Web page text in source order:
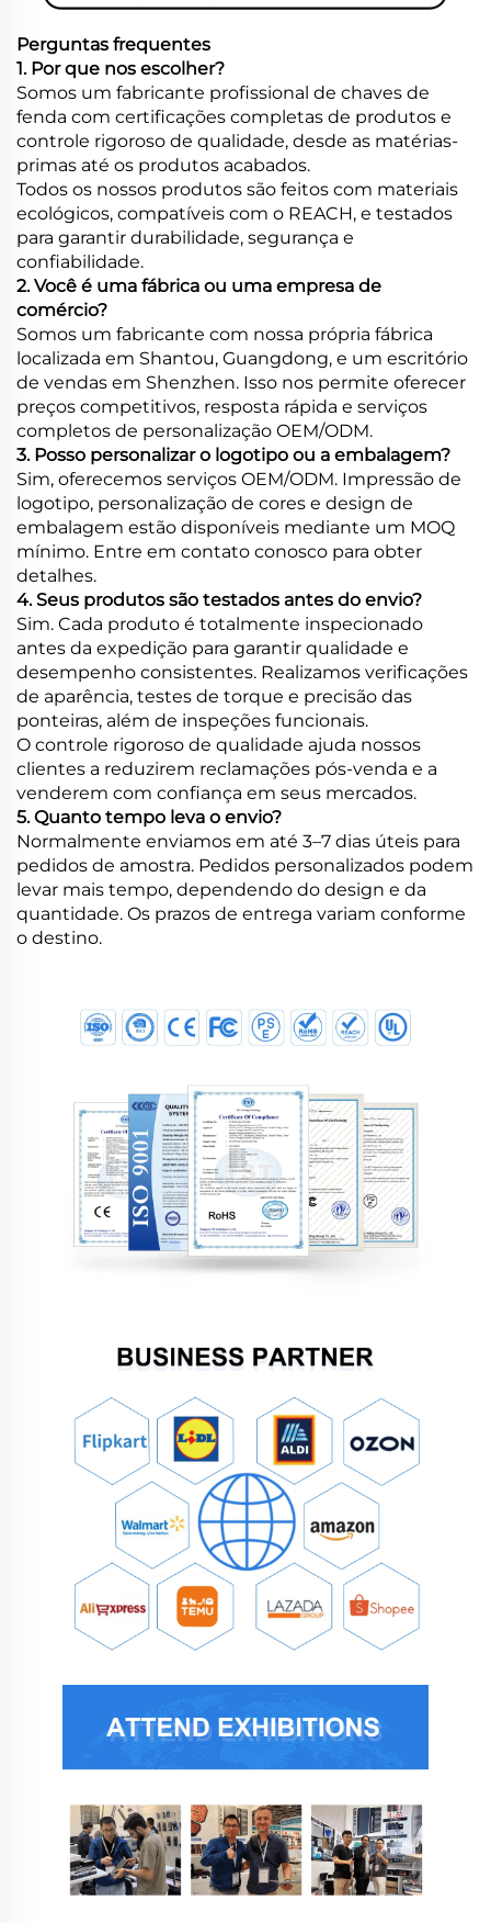
Perguntas frequentes
1. Por que nos escolher?
Somos um fabricante profissional de chaves de
fenda com certificações completas de produtos e
controle rigoroso de qualidade, desde as matérias-
primas até os produtos acabados.
Todos os nossos produtos são feitos com materiais
ecológicos, compatíveis com o REACH, e testados
para garantir durabilidade, segurança e
confiabilidade.
2. Você é uma fábrica ou uma empresa de
comércio?
Somos um fabricante com nossa própria fábrica
localizada em Shantou, Guangdong, e um escritório
de vendas em Shenzhen. Isso nos permite oferecer
preços competitivos, resposta rápida e serviços
completos de personalização OEM/ODM.
3. Posso personalizar o logotipo ou a embalagem?
Sim, oferecemos serviços OEM/ODM. Impressão de
logotipo, personalização de cores e design de
embalagem estão disponíveis mediante um MOQ
mínimo. Entre em contato conosco para obter
detalhes.
4. Seus produtos são testados antes do envio?
Sim. Cada produto é totalmente inspecionado
antes da expedição para garantir qualidade e
desempenho consistentes. Realizamos verificações
de aparência, testes de torque e precisão das
ponteiras, além de inspeções funcionais.
O controle rigoroso de qualidade ajuda nossos
clientes a reduzirem reclamações pós-venda e a
venderem com confiança em seus mercados.
5. Quanto tempo leva o envio?
Normalmente enviamos em até 3–7 dias úteis para
pedidos de amostra. Pedidos personalizados podem
levar mais tempo, dependendo do design e da
quantidade. Os prazos de entrega variam conforme
o destino.